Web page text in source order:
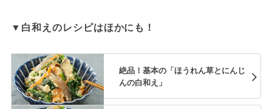
▼白和えのレシピはほかにも！
絶品！基本の「ほうれん草とにんじ
んの白和え」